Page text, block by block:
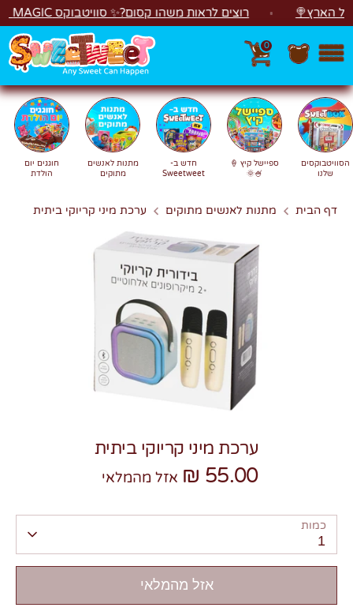
דלג רוצים לראות משהו קסום?✨ סוויטבוקס MAGIC הפך ל"מכונת משחקים"! 🎁🕹️
0
חפשחיפוש
הסוויטבוקסים
שלנו
ספיישל קיץ 🍦
🍧🌞
חדש ב-
Sweetweet
מתנות לאנשים
מתוקים
חוגגים יום
הולדת
דף הבית מתנות לאנשים מתוקים ערכת מיני קריוקי ביתית
ערכת מיני קריוקי ביתית
55.00 ₪ אזל מהמלאי
כמות
1
אזל מהמלאי